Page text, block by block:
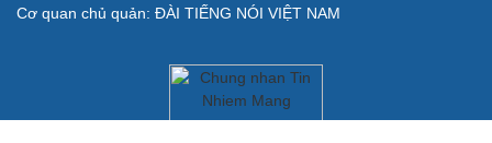
Cơ quan chủ quản: ĐÀI TIẾNG NÓI VIỆT NAM